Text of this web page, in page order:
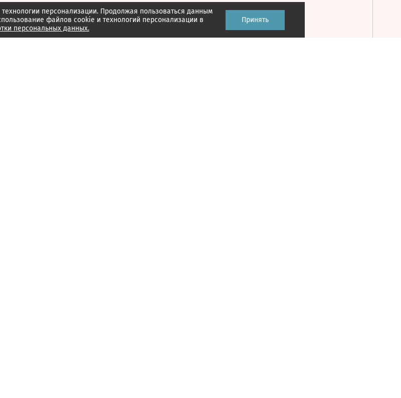
персонализации. Продолжая пользоваться данным
файлов cookie и технологий персонализации в
персональных данных.
Принять